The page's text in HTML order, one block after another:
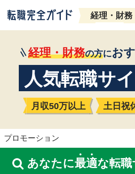
経理・財務
経理・財務の方にお
人気転職サ
月収50万以上 土日祝
プロモーション
あなたに最適な転